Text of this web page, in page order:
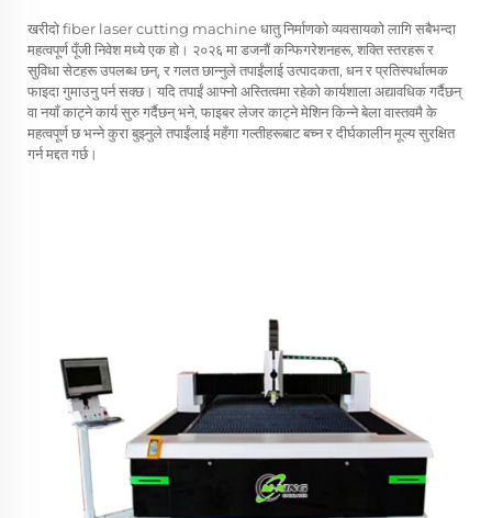
खरीदोfiber laser cutting machineधातु निर्माणको व्यवसायको लागि सबैभन्दा
महत्वपूर्ण पूँजी निवेश मध्ये एक हो। २०२६ मा डजनौं कन्फिगरेशनहरू, शक्ति स्तरहरू र
सुविधा सेटहरू उपलब्ध छन्, र गलत छान्नुले तपाईंलाई उत्पादकता, धन र प्रतिस्पर्धात्मक
फाइदा गुमाउनु पर्न सक्छ। यदि तपाईं आफ्नो अस्तित्वमा रहेको कार्यशाला अद्यावधिक गर्दैछन्
वा नयाँ काट्ने कार्य सुरु गर्दैछन् भने, फाइबर लेजर काट्ने मेशिन किन्ने बेला वास्तवमै के
महत्वपूर्ण छ भन्ने कुरा बुझ्नुले तपाईंलाई महँगा गल्तीहरूबाट बच्न र दीर्घकालीन मूल्य सुरक्षित
गर्न मद्दत गर्छ।